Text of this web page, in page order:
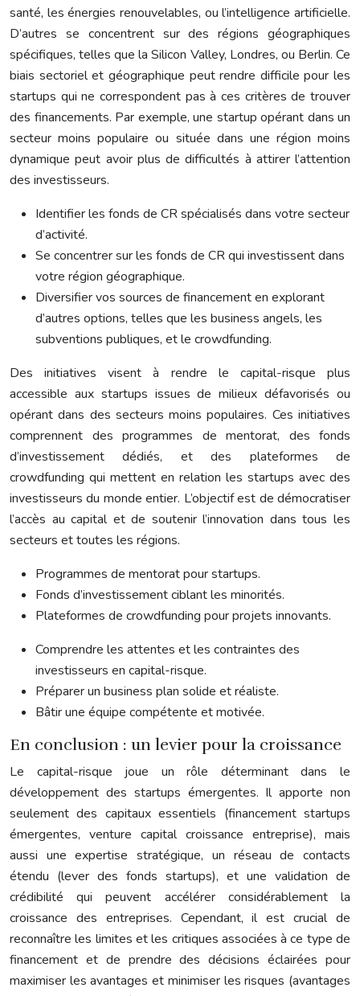
santé, les énergies renouvelables, ou l’intelligence artificielle.
D’autres se concentrent sur des régions géographiques
spécifiques, telles que la Silicon Valley, Londres, ou Berlin. Ce
biais sectoriel et géographique peut rendre difficile pour les
startups qui ne correspondent pas à ces critères de trouver
des financements. Par exemple, une startup opérant dans un
secteur moins populaire ou située dans une région moins
dynamique peut avoir plus de difficultés à attirer l’attention
des investisseurs.
Identifier les fonds de CR spécialisés dans votre secteur
d’activité.
Se concentrer sur les fonds de CR qui investissent dans
votre région géographique.
Diversifier vos sources de financement en explorant
d’autres options, telles que les business angels, les
subventions publiques, et le crowdfunding.
Des initiatives visent à rendre le capital-risque plus
accessible aux startups issues de milieux défavorisés ou
opérant dans des secteurs moins populaires. Ces initiatives
comprennent des programmes de mentorat, des fonds
d’investissement dédiés, et des plateformes de
crowdfunding qui mettent en relation les startups avec des
investisseurs du monde entier. L’objectif est de démocratiser
l’accès au capital et de soutenir l’innovation dans tous les
secteurs et toutes les régions.
Programmes de mentorat pour startups.
Fonds d’investissement ciblant les minorités.
Plateformes de crowdfunding pour projets innovants.
Comprendre les attentes et les contraintes des
investisseurs en capital-risque.
Préparer un business plan solide et réaliste.
Bâtir une équipe compétente et motivée.
En conclusion : un levier pour la croissance
Le capital-risque joue un rôle déterminant dans le
développement des startups émergentes. Il apporte non
seulement des capitaux essentiels (financement startups
émergentes, venture capital croissance entreprise), mais
aussi une expertise stratégique, un réseau de contacts
étendu (lever des fonds startups), et une validation de
crédibilité qui peuvent accélérer considérablement la
croissance des entreprises. Cependant, il est crucial de
reconnaître les limites et les critiques associées à ce type de
financement et de prendre des décisions éclairées pour
maximiser les avantages et minimiser les risques (avantages